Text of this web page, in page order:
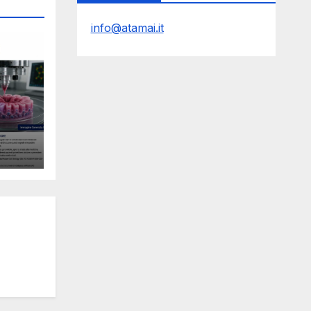
e
info@atamai.it